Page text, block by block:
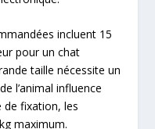
incluent 15
pour un chat
taille nécessite un
l’animal influence
de fixation, les
maximum.